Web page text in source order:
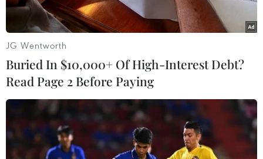
TIN LIÊN QUAN
JG Wentworth
Buried In $10,000+ Of High-Interest Debt?
Read Page 2 Before Paying